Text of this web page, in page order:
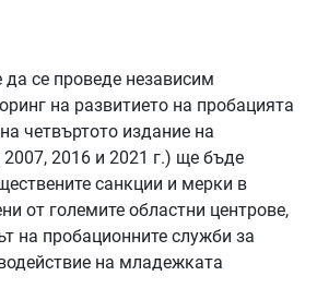
да се проведе независим
на развитието на пробацията
четвъртото издание на
2016 и 2021 г.) ще бъде
санкции и мерки в
от големите областни центрове,
на пробационните служби за
на младежката